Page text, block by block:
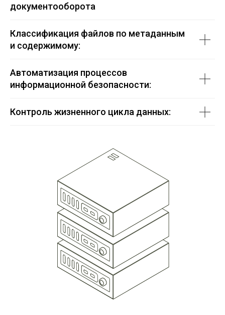
документооборота
Классификация файлов по метаданным
и содержимому:
Автоматизация процессов
информационной безопасности:
Контроль жизненного цикла данных: